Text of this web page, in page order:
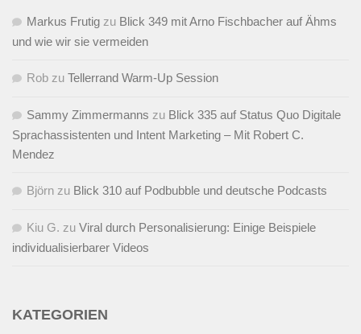
Markus Frutig zu Blick 349 mit Arno Fischbacher auf Ähms
und wie wir sie vermeiden
Rob zu Tellerrand Warm-Up Session
Sammy Zimmermanns zu Blick 335 auf Status Quo Digitale
Sprachassistenten und Intent Marketing – Mit Robert C.
Mendez
Björn zu Blick 310 auf Podbubble und deutsche Podcasts
Kiu G. zu Viral durch Personalisierung: Einige Beispiele
individualisierbarer Videos
KATEGORIEN